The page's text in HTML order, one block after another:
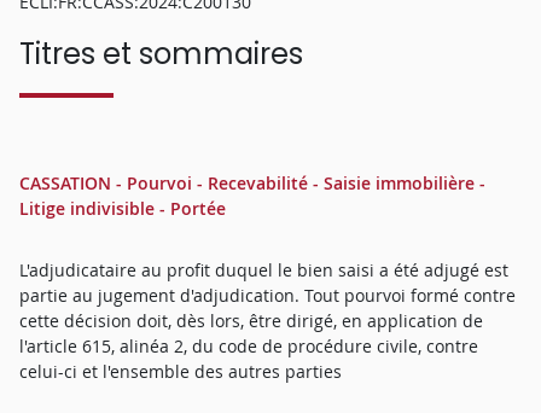
Titres et sommaires
CASSATION - Pourvoi - Recevabilité - Saisie immobilière -
Litige indivisible - Portée
L'adjudicataire au profit duquel le bien saisi a été adjugé est
partie au jugement d'adjudication. Tout pourvoi formé contre
cette décision doit, dès lors, être dirigé, en application de
l'article 615, alinéa 2, du code de procédure civile, contre
celui-ci et l'ensemble des autres parties